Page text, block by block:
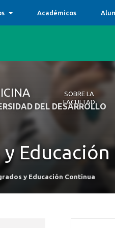
DEL DESARROLLO
Académicos
SOBRE LA
FACULTAD
ser humano, su
nuestra
Postgrados y
complementan,
Unidad de
Comité de
y Educación Continua